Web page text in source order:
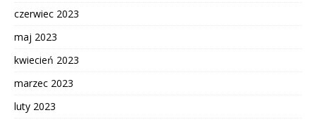
czerwiec 2023
maj 2023
kwiecień 2023
marzec 2023
luty 2023